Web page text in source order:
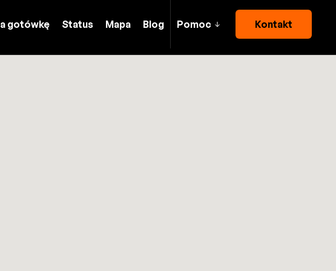
gotówkę Status Mapa Blog Pomoc Kontakt